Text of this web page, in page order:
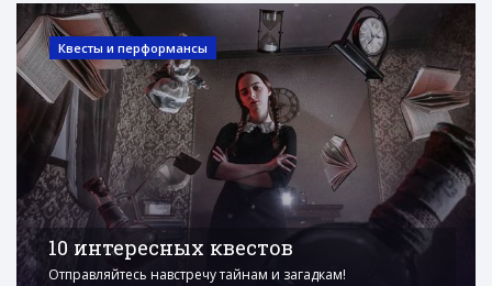
Квесты и перформансы
10 интересных квестов
Отправляйтесь навстречу тайнам и загадкам!